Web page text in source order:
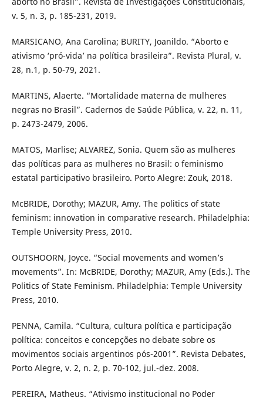
v. 5, n. 3, p. 185-231, 2019.
MARSICANO, Ana Carolina; BURITY, Joanildo. “Aborto e
ativismo ‘pró-vida’ na política brasileira”. Revista Plural, v.
28, n.1, p. 50-79, 2021.
MARTINS, Alaerte. “Mortalidade materna de mulheres
negras no Brasil”. Cadernos de Saúde Pública, v. 22, n. 11,
p. 2473-2479, 2006.
MATOS, Marlise; ALVAREZ, Sonia. Quem são as mulheres
das políticas para as mulheres no Brasil: o feminismo
estatal participativo brasileiro. Porto Alegre: Zouk, 2018.
McBRIDE, Dorothy; MAZUR, Amy. The politics of state
feminism: innovation in comparative research. Philadelphia:
Temple University Press, 2010.
OUTSHOORN, Joyce. “Social movements and women’s
movements”. In: McBRIDE, Dorothy; MAZUR, Amy (Eds.). The
Politics of State Feminism. Philadelphia: Temple University
Press, 2010.
PENNA, Camila. “Cultura, cultura política e participação
política: conceitos e concepções no debate sobre os
movimentos sociais argentinos pós-2001”. Revista Debates,
Porto Alegre, v. 2, n. 2, p. 70-102, jul.-dez. 2008.
PEREIRA, Matheus. “Ativismo institucional no Poder